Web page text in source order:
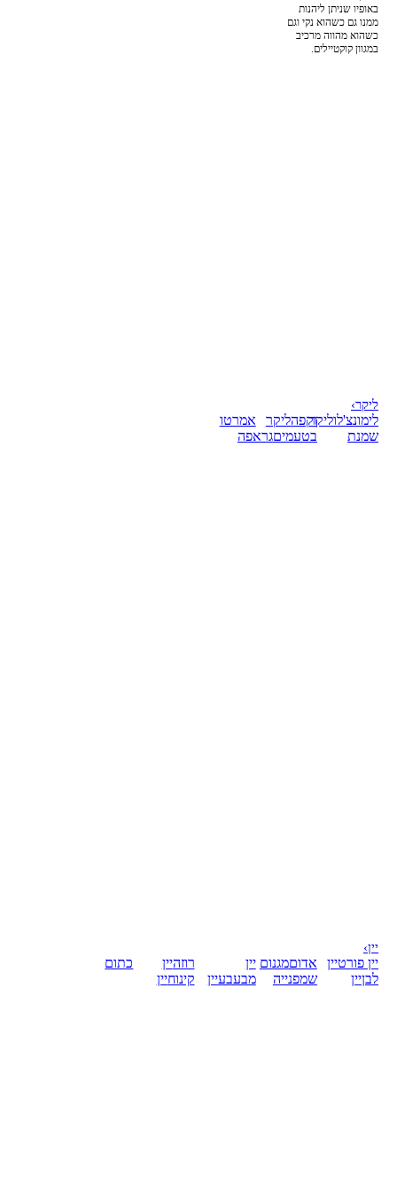
באופיו שניתן ליהנות
ממנו גם כשהוא נקי וגם
כשהוא מהווה מרכיב
במגוון קוקטיילים.
ליקר›
לימונצ'לוליקר
שמנת
וקפהליקר
בטעמיםגראפה
אמרטו
יין›
יין פורטיין
לבןיין
אדוםמגנום
שמפנייה
יין
מבעבעיין
רוזהיין
קינוחיין
כתום